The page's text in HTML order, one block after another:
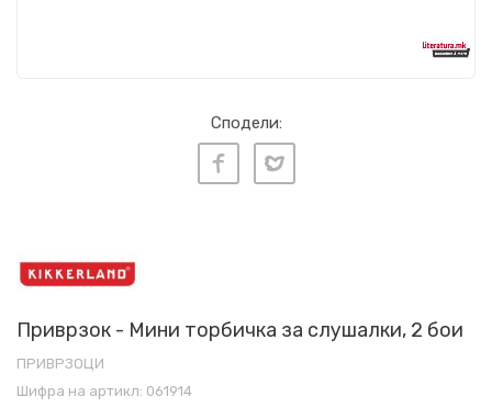
Сподели:
Приврзок - Мини торбичка за слушалки, 2 бои
ПРИВРЗОЦИ
Шифра на артикл: 061914